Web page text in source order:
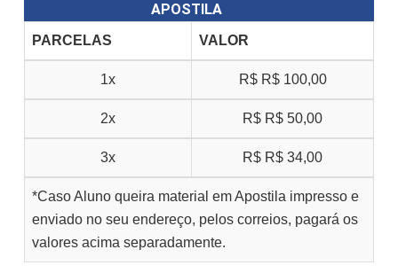
APOSTILA
PARCELAS VALOR
1x R$ R$ 100,00
2x R$ R$ 50,00
3x R$ R$ 34,00
*Caso Aluno queira material em Apostila impresso e
enviado no seu endereço, pelos correios, pagará os
valores acima separadamente.